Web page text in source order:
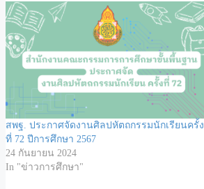
สพฐ. ประกาศจัดงานศิลปหัตถกรรมนักเรียนครั้ง
ที่ 72 ปีการศึกษา 2567
24 กันยายน 2024
In "ข่าวการศึกษา"